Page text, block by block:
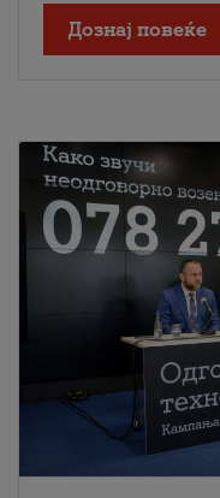
Дознај повеќе